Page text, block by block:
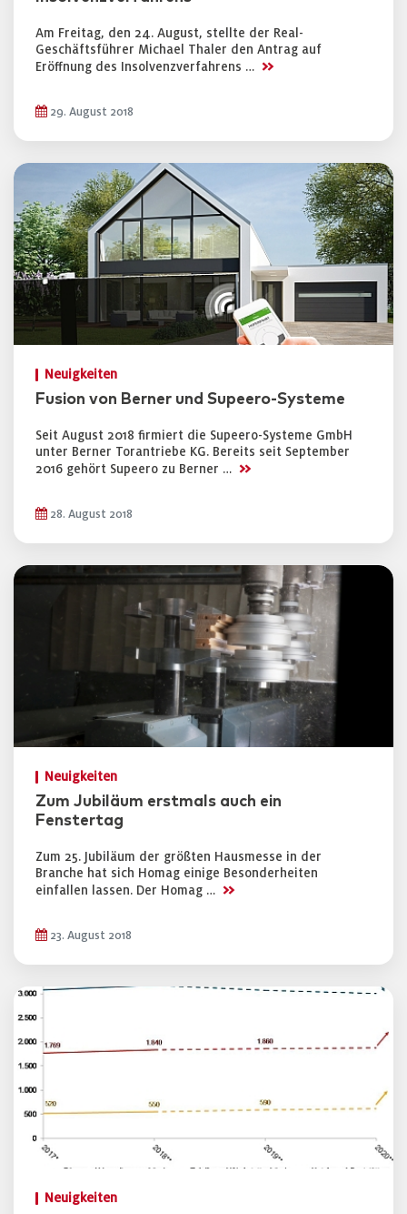
Am Freitag, den 24. August, stellte der Real-
Geschäftsführer Michael Thaler den Antrag auf
Eröffnung des Insolvenzverfahrens … >>
29. August 2018
Neuigkeiten
Fusion von Berner und Supeero-Systeme
Seit August 2018 firmiert die Supeero-Systeme GmbH
unter Berner Torantriebe KG. Bereits seit September
2016 gehört Supeero zu Berner … >>
28. August 2018
Neuigkeiten
Zum Jubiläum erstmals auch ein
Fenstertag
Zum 25. Jubiläum der größten Hausmesse in der
Branche hat sich Homag einige Besonderheiten
einfallen lassen. Der Homag … >>
23. August 2018
Neuigkeiten